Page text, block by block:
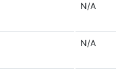
N/A
N/A